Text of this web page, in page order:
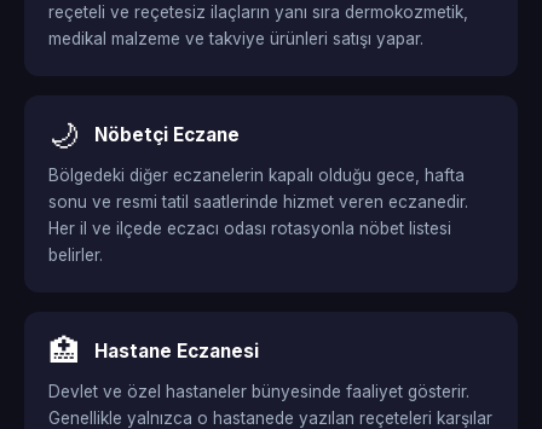
reçeteli ve reçetesiz ilaçların yanı sıra dermokozmetik,
medikal malzeme ve takviye ürünleri satışı yapar.
🌙 Nöbetçi Eczane
Bölgedeki diğer eczanelerin kapalı olduğu gece, hafta
sonu ve resmi tatil saatlerinde hizmet veren eczanedir.
Her il ve ilçede eczacı odası rotasyonla nöbet listesi
belirler.
🏥 Hastane Eczanesi
Devlet ve özel hastaneler bünyesinde faaliyet gösterir.
Genellikle yalnızca o hastanede yazılan reçeteleri karşılar